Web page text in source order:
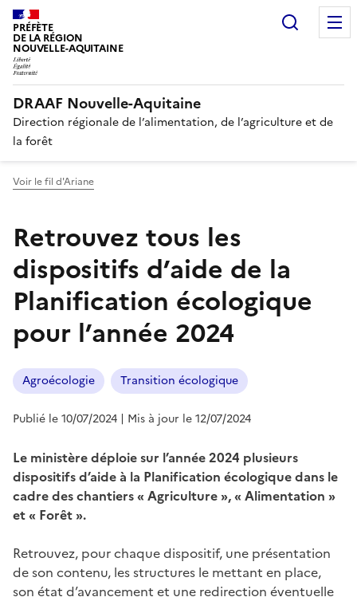
PRÉFÈTE
DE LA RÉGION
NOUVELLE-AQUITAINE
DRAAF Nouvelle-Aquitaine
Direction régionale de l’alimentation, de l’agriculture et de
la forêt
Voir le fil d'Ariane
Retrouvez tous les
dispositifs d’aide de la
Planification écologique
pour l’année 2024
Agroécologie Transition écologique
Publié le 10/07/2024 | Mis à jour le 12/07/2024
Le ministère déploie sur l’année 2024 plusieurs
dispositifs d’aide à la Planification écologique dans le
cadre des chantiers « Agriculture », « Alimentation »
et « Forêt ».
Retrouvez, pour chaque dispositif, une présentation
de son contenu, les structures le mettant en place,
son état d’avancement et une redirection éventuelle